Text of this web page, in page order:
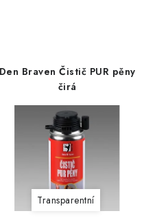
Den Braven Čistič PUR pěny
čirá
Transparentní